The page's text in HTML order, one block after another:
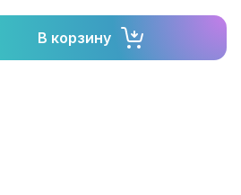
В корзину